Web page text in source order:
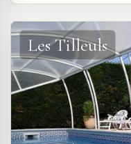
Les Tilleuls